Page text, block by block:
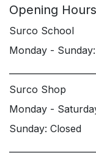
Opening Hours
Surco School
Monday -
Surco Shop
Monday -
Sunday: Closed